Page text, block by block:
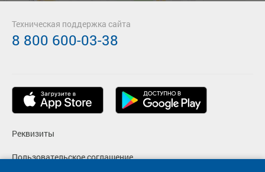
Реквизиты
Пользовательское соглашение
Техническая поддержка сайта
8 800 600-03-38